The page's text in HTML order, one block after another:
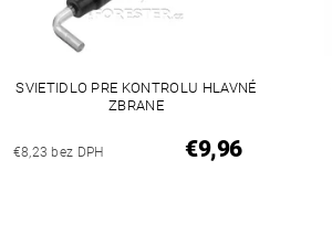
SVIETIDLO PRE KONTROLU HLAVNÉ
ZBRANE
€8,23 bez DPH €9,96